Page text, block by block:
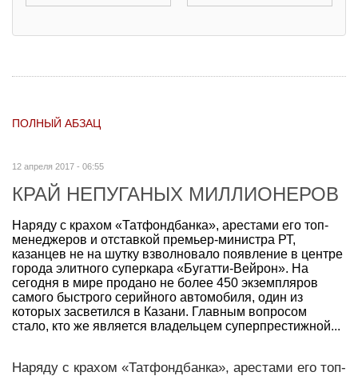
ПОЛНЫЙ АБЗАЦ
12 апреля 2017 - 06:55
КРАЙ НЕПУГАНЫХ МИЛЛИОНЕРОВ
Наряду с крахом «Татфондбанка», арестами его топ-
менеджеров и отставкой премьер-министра РТ,
казанцев не на шутку взволновало появление в центре
города элитного суперкара «Бугатти-Вейрон». На
сегодня в мире продано не более 450 экземпляров
самого быстрого серийного автомобиля, один из
которых засветился в Казани. Главным вопросом
стало, кто же является владельцем суперпрестижной...
Наряду с крахом «Татфондбанка», арестами его топ-